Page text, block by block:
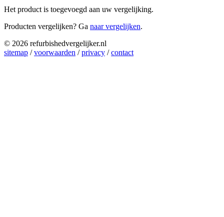
Het product is toegevoegd aan uw vergelijking.
Producten vergelijken? Ga naar vergelijken.
© 2026 refurbishedvergelijker.nl
sitemap /voorwaarden /privacy /contact